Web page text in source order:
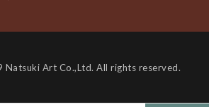
Art Co.,Ltd. All rights reserved.